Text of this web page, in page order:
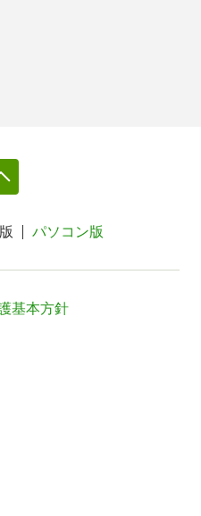
パソコン版
基本方針